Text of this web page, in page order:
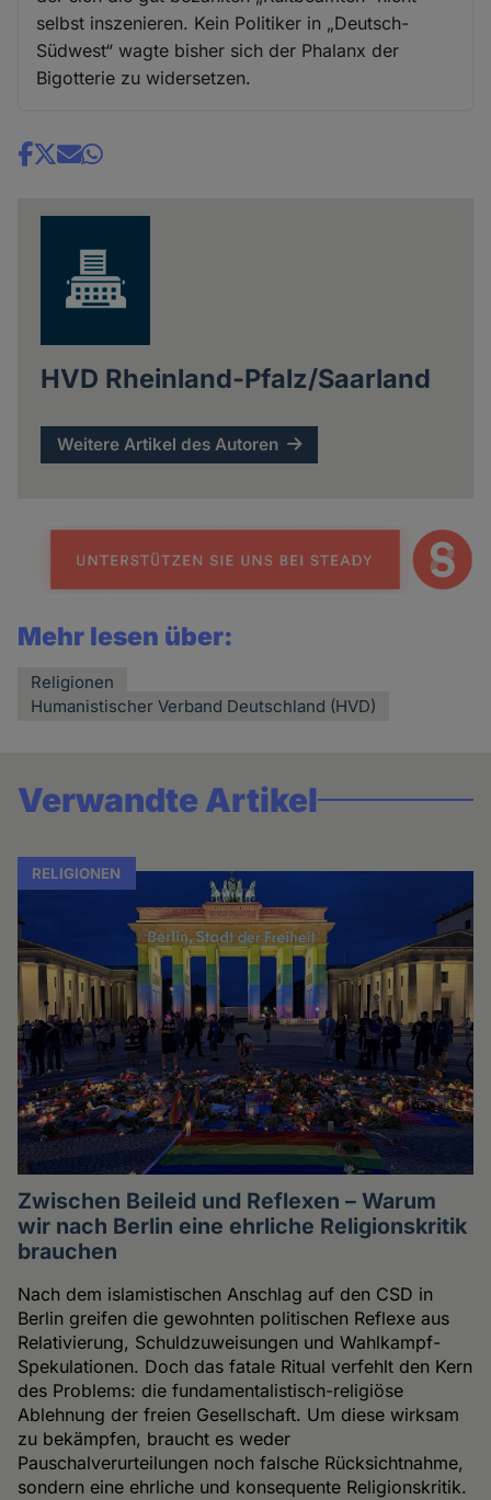
selbst inszenieren. Kein Politiker in „Deutsch-
Südwest“ wagte bisher sich der Phalanx der
Bigotterie zu widersetzen.
Share
HVD Rheinland-Pfalz/Saarland
Weitere Artikel des Autoren
Mehr lesen über:
Religionen
Humanistischer Verband Deutschland (HVD)
Verwandte Artikel
RELIGIONEN
Zwischen Beileid und Reflexen – Warum
wir nach Berlin eine ehrliche Religionskritik
brauchen
Nach dem islamistischen Anschlag auf den CSD in
Berlin greifen die gewohnten politischen Reflexe aus
Relativierung, Schuldzuweisungen und Wahlkampf-
Spekulationen. Doch das fatale Ritual verfehlt den Kern
des Problems: die fundamentalistisch-religiöse
Ablehnung der freien Gesellschaft. Um diese wirksam
zu bekämpfen, braucht es weder
Pauschalverurteilungen noch falsche Rücksichtnahme,
sondern eine ehrliche und konsequente Religionskritik.